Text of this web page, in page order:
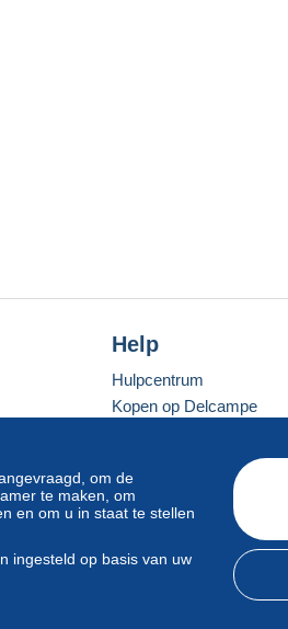
om de
te maken, om
en om u in staat te stellen
ingesteld op basis van uw
Help
Hulpcentrum
Kopen op Delcampe
Een beveiligde website